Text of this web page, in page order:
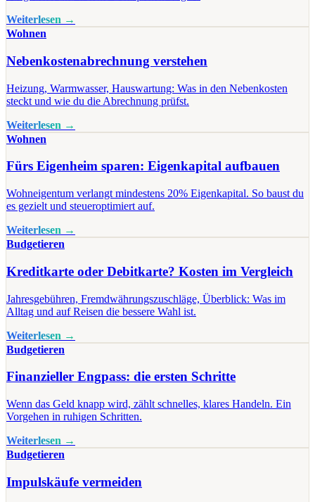
Weiterlesen →
Wohnen
Nebenkostenabrechnung verstehen
Heizung, Warmwasser, Hauswartung: Was in den Nebenkosten
steckt und wie du die Abrechnung prüfst.
Weiterlesen →
Wohnen
Fürs Eigenheim sparen: Eigenkapital aufbauen
Wohneigentum verlangt mindestens 20% Eigenkapital. So baust du
es gezielt und steueroptimiert auf.
Weiterlesen →
Budgetieren
Kreditkarte oder Debitkarte? Kosten im Vergleich
Jahresgebühren, Fremdwährungszuschläge, Überblick: Was im
Alltag und auf Reisen die bessere Wahl ist.
Weiterlesen →
Budgetieren
Finanzieller Engpass: die ersten Schritte
Wenn das Geld knapp wird, zählt schnelles, klares Handeln. Ein
Vorgehen in ruhigen Schritten.
Weiterlesen →
Budgetieren
Impulskäufe vermeiden